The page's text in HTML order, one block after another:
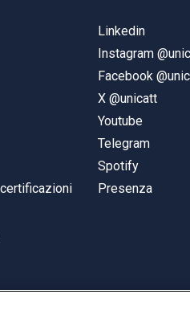
Linkedin
Instagram
Facebook
X @unicatt
Youtube
Telegram
Spotify
Presenza